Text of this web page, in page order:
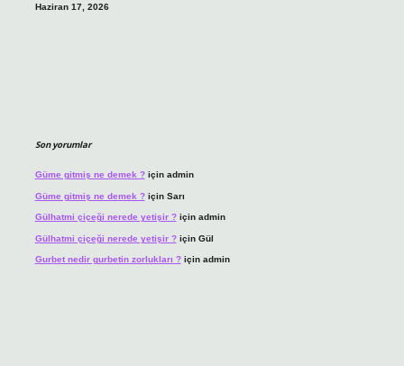
Haziran 17, 2026
Son yorumlar
Güme gitmiş ne demek ?için admin
Güme gitmiş ne demek ?için Sarı
Gülhatmi çiçeği nerede yetişir ?için admin
Gülhatmi çiçeği nerede yetişir ?için Gül
Gurbet nedir gurbetin zorlukları ?için admin